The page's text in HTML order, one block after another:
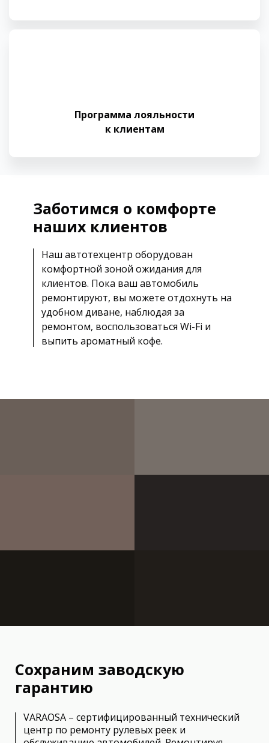
Программа лояльности
к клиентам
Заботимся о комфорте
наших клиентов
Наш автотехцентр оборудован
комфортной зоной ожидания для
клиентов. Пока ваш автомобиль
ремонтируют, вы можете отдохнуть на
удобном диване, наблюдая за
ремонтом, воспользоваться Wi-Fi и
выпить ароматный кофе.
Сохраним заводскую
гарантию
VARAOSA – сертифицированный технический
центр по ремонту рулевых реек и